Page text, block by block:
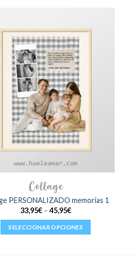
Collage
PERSONALIZADO memorias 1
33,95€– 45,95€
SELECCIONAR OPCIONES